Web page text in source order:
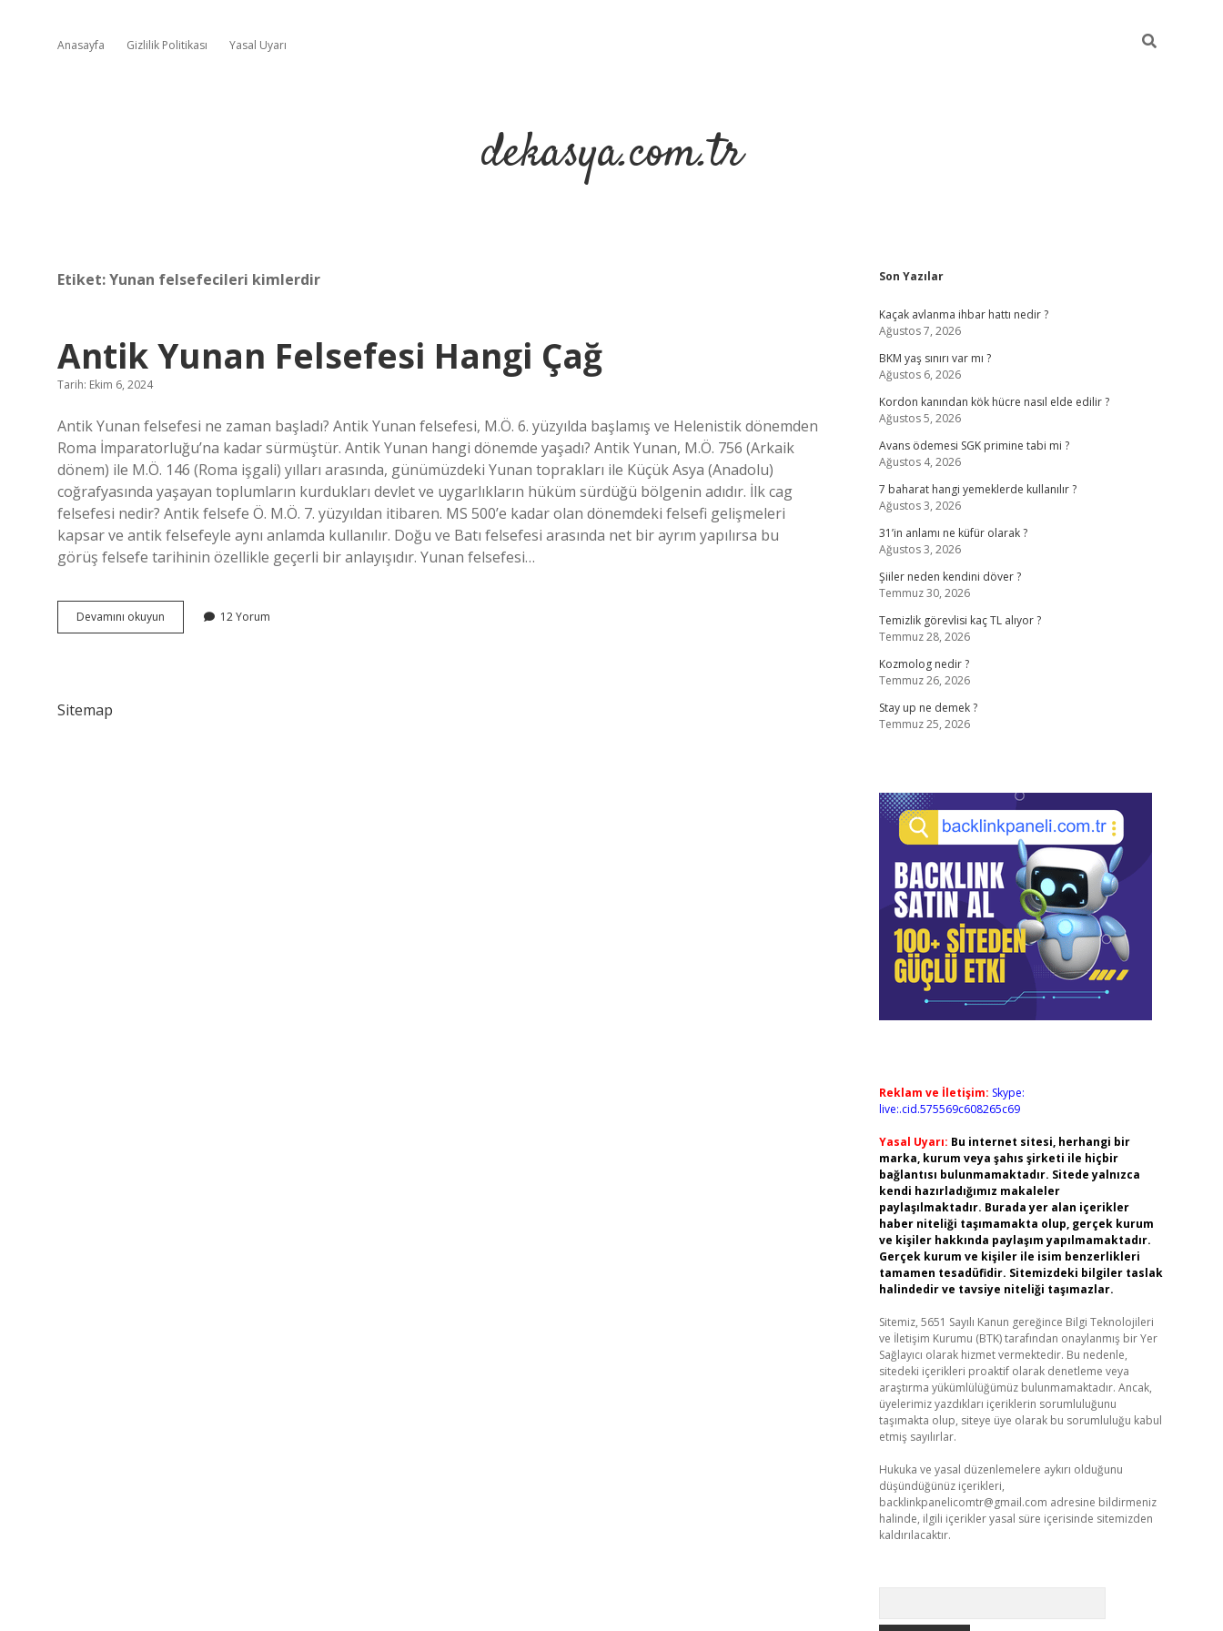
Anasayfa Gizlilik Politikası Yasal Uyarı
dekasya.com.tr
Etiket:Yunan felsefecileri kimlerdir
Antik Yunan Felsefesi Hangi Çağ
Tarih: Ekim 6, 2024
Antik Yunan felsefesi ne zaman başladı? Antik Yunan felsefesi, M.Ö. 6. yüzyılda başlamış ve Helenistik dönemden
Roma İmparatorluğu’na kadar sürmüştür. Antik Yunan hangi dönemde yaşadı? Antik Yunan, M.Ö. 756 (Arkaik
dönem) ile M.Ö. 146 (Roma işgali) yılları arasında, günümüzdeki Yunan toprakları ile Küçük Asya (Anadolu)
coğrafyasında yaşayan toplumların kurdukları devlet ve uygarlıkların hüküm sürdüğü bölgenin adıdır. İlk cag
felsefesi nedir? Antik felsefe Ö. M.Ö. 7. yüzyıldan itibaren. MS 500’e kadar olan dönemdeki felsefi gelişmeleri
kapsar ve antik felsefeyle aynı anlamda kullanılır. Doğu ve Batı felsefesi arasında net bir ayrım yapılırsa bu
görüş felsefe tarihinin özellikle geçerli bir anlayışıdır. Yunan felsefesi…
Devamını okuyun
Yunan
12 Yorum
Sitemap
Sidebar
Son Yazılar
Kaçak avlanma ihbar hattı nedir ?
Ağustos 7, 2026
BKM yaş sınırı var mı ?
Ağustos 6, 2026
Kordon kanından kök hücre nasıl elde edilir ?
Ağustos 5, 2026
Avans ödemesi SGK primine tabi mi ?
Ağustos 4, 2026
7 baharat hangi yemeklerde kullanılır ?
Ağustos 3, 2026
31’in anlamı ne küfür olarak ?
Ağustos 3, 2026
Şiiler neden kendini döver ?
Temmuz 30, 2026
Temizlik görevlisi kaç TL alıyor ?
Temmuz 28, 2026
Kozmolog nedir ?
Temmuz 26, 2026
Stay up ne demek ?
Temmuz 25, 2026
Reklam ve İletişim: Skype:
live:.cid.575569c608265c69
Yasal Uyarı: Bu internet sitesi, herhangi bir
marka, kurum veya şahıs şirketi ile hiçbir
bağlantısı bulunmamaktadır. Sitede yalnızca
kendi hazırladığımız makaleler
paylaşılmaktadır. Burada yer alan içerikler
haber niteliği taşımamakta olup, gerçek kurum
ve kişiler hakkında paylaşım yapılmamaktadır.
Gerçek kurum ve kişiler ile isim benzerlikleri
tamamen tesadüfidir. Sitemizdeki bilgiler taslak
halindedir ve tavsiye niteliği taşımazlar.
Sitemiz, 5651 Sayılı Kanun gereğince Bilgi Teknolojileri
ve İletişim Kurumu (BTK) tarafından onaylanmış bir Yer
Sağlayıcı olarak hizmet vermektedir. Bu nedenle,
sitedeki içerikleri proaktif olarak denetleme veya
araştırma yükümlülüğümüz bulunmamaktadır. Ancak,
üyelerimiz yazdıkları içeriklerin sorumluluğunu
taşımakta olup, siteye üye olarak bu sorumluluğu kabul
etmiş sayılırlar.
Hukuka ve yasal düzenlemelere aykırı olduğunu
düşündüğünüz içerikleri,
backlinkpanelicomtr@gmail.com adresine bildirmeniz
halinde, ilgili içerikler yasal süre içerisinde sitemizden
kaldırılacaktır.
betexper giriş